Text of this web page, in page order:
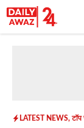
Skip
to
LATEST NEWS,टॉप